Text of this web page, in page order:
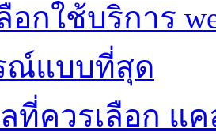
อกใช้บริการ
ณ์แบบที่สุด
ที่ควรเลือก แ